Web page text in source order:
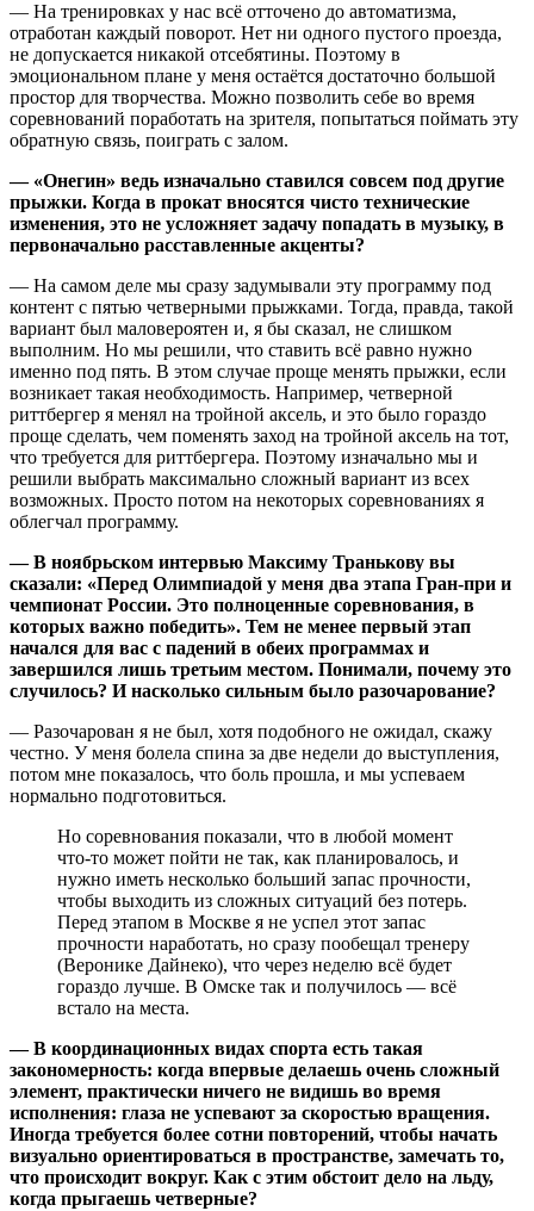
— На тренировках у нас всё отточено до автоматизма,
отработан каждый поворот. Нет ни одного пустого проезда,
не допускается никакой отсебятины. Поэтому в
эмоциональном плане у меня остаётся достаточно большой
простор для творчества. Можно позволить себе во время
соревнований поработать на зрителя, попытаться поймать эту
обратную связь, поиграть с залом.
— «Онегин» ведь изначально ставился совсем под другие
прыжки. Когда в прокат вносятся чисто технические
изменения, это не усложняет задачу попадать в музыку, в
первоначально расставленные акценты?
— На самом деле мы сразу задумывали эту программу под
контент с пятью четверными прыжками. Тогда, правда, такой
вариант был маловероятен и, я бы сказал, не слишком
выполним. Но мы решили, что ставить всё равно нужно
именно под пять. В этом случае проще менять прыжки, если
возникает такая необходимость. Например, четверной
риттбергер я менял на тройной аксель, и это было гораздо
проще сделать, чем поменять заход на тройной аксель на тот,
что требуется для риттбергера. Поэтому изначально мы и
решили выбрать максимально сложный вариант из всех
возможных. Просто потом на некоторых соревнованиях я
облегчал программу.
— В ноябрьском интервью Максиму Транькову вы
сказали: «Перед Олимпиадой у меня два этапа Гран-при и
чемпионат России. Это полноценные соревнования, в
которых важно победить». Тем не менее первый этап
начался для вас с падений в обеих программах и
завершился лишь третьим местом. Понимали, почему это
случилось? И насколько сильным было разочарование?
— Разочарован я не был, хотя подобного не ожидал, скажу
честно. У меня болела спина за две недели до выступления,
потом мне показалось, что боль прошла, и мы успеваем
нормально подготовиться.
Но соревнования показали, что в любой момент
что-то может пойти не так, как планировалось, и
нужно иметь несколько больший запас прочности,
чтобы выходить из сложных ситуаций без потерь.
Перед этапом в Москве я не успел этот запас
прочности наработать, но сразу пообещал тренеру
(Веронике Дайнеко), что через неделю всё будет
гораздо лучше. В Омске так и получилось — всё
встало на места.
— В координационных видах спорта есть такая
закономерность: когда впервые делаешь очень сложный
элемент, практически ничего не видишь во время
исполнения: глаза не успевают за скоростью вращения.
Иногда требуется более сотни повторений, чтобы начать
визуально ориентироваться в пространстве, замечать то,
что происходит вокруг. Как с этим обстоит дело на льду,
когда прыгаешь четверные?